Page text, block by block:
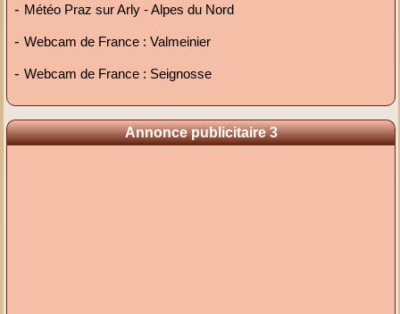
- Météo Praz sur Arly - Alpes du Nord
-Webcam de France : Valmeinier
-Webcam de France : Seignosse
Annonce publicitaire 3